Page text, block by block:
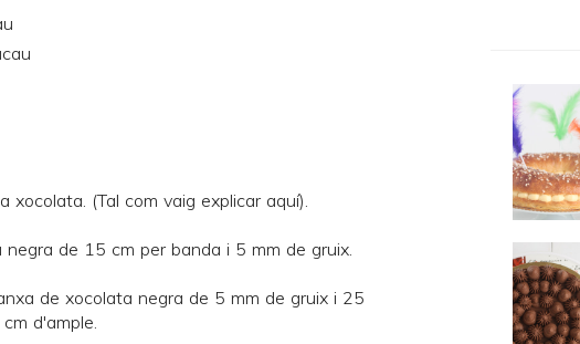
xocolata. (Tal com vaig explicar aquí).
de 15 cm per banda i 5 mm de gruix.
de xocolata negra de 5 mm de gruix i 25
d'ample.